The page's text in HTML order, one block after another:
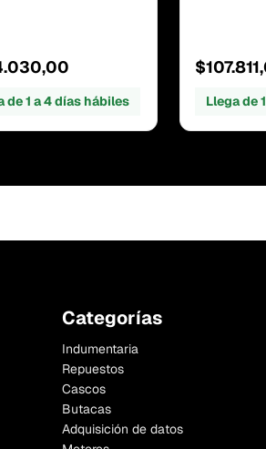
de 1 a 4 días hábiles Llega de
Categorías
Indumentaria
Repuestos
Cascos
Butacas
Adquisición de datos